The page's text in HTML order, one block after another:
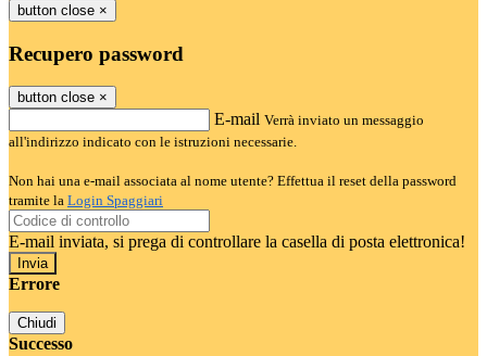
button close ×
Recupero password
button close ×
E-mail Verrà inviato un messaggio
all'indirizzo indicato con le istruzioni necessarie.
Non hai una e-mail associata al nome utente? Effettua il reset della password
tramite la Login Spaggiari
E-mail inviata, si prega di controllare la casella di posta elettronica!
Errore
Chiudi
Successo